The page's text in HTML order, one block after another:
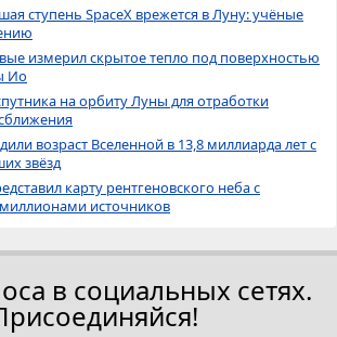
ступень SpaceX врежется в Луну: учёные
измерил скрытое тепло под поверхностью
Ио
на орбиту Луны для отработки
возраст Вселенной в 13,8 миллиарда лет с
звёзд
карту рентгеновского неба с
источников
в социальных сетях.